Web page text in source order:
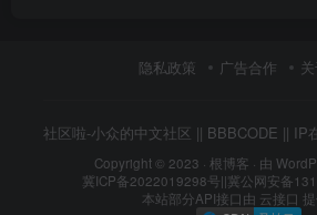
隐私政策 广告合作
社区啦-小众的中文社区 || BBBCODE || IP
Copyright © 2023 · 根博客 · 由
冀ICP备2022019298号|| 冀公网安备
本站部分API接口由 云接口